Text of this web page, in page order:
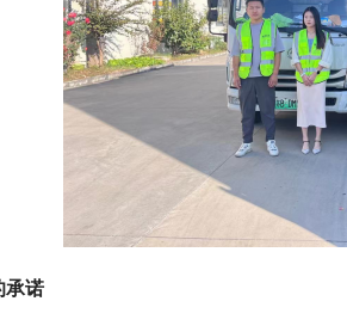
承诺